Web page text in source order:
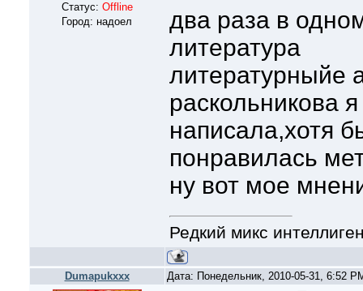
Статус: Offline
Город: надоел
два раза в
литература
литературныйе
раскольникова
написала,хотя
понравилась
ну вот мое
Редкий микс
Dumapukxxx Дата: Понедельник, 2010-05-31, 6:52